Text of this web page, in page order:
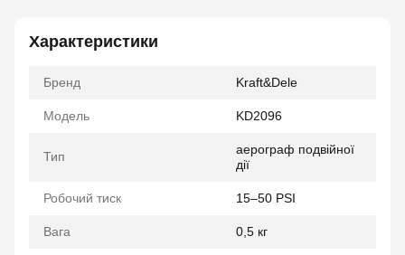
Характеристики
Бренд Kraft&Dele
Модель KD2096
Тип
аерограф подвійної
дії
Робочий тиск 15–50 PSI
Вага 0,5 кг